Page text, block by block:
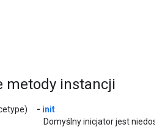
metody instancji
- init
Domyślny inicjator jest